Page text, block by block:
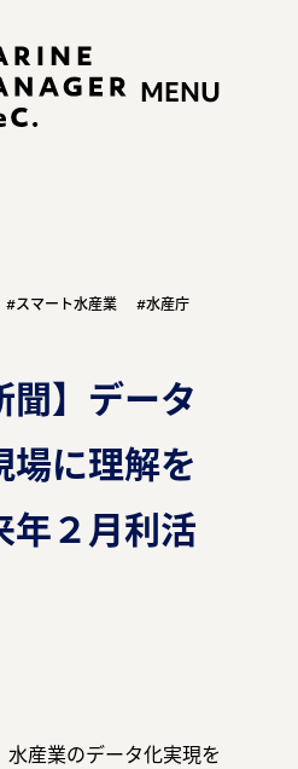
MENU
にできる
#スマート水産業 #水産庁
聞】データ
場に理解を
２月利活
産業のデータ化実現を